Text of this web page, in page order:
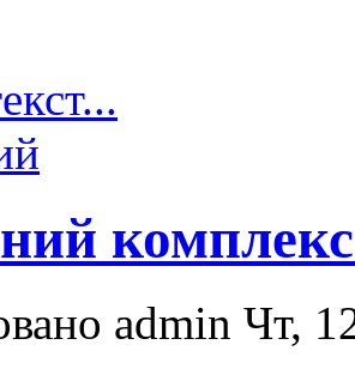
admin Чт,